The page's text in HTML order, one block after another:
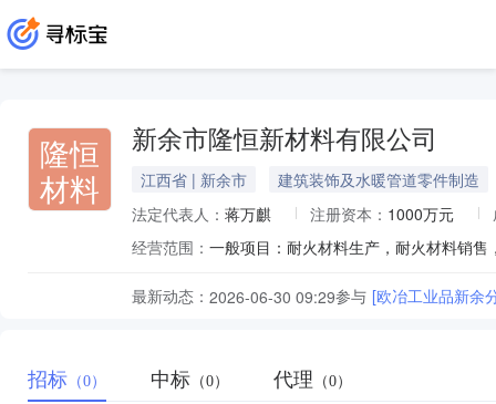
隆恒
材料
新余市隆恒新材料有限公司
江西省 | 新余市
建筑装饰及水暖管道零件制造
法定代表人： 蒋万麒 注册资本： 1000万元
经营范围：
最新动态： 2026-06-30 09:29参与 [欧冶工业品新余
招标 （0） 中标 （0） 代理 （0）